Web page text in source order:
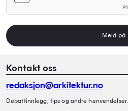
Meld på
Kontakt oss
redaksjon@arkitektur.no
Debattinnlegg, tips og andre henvendelser.